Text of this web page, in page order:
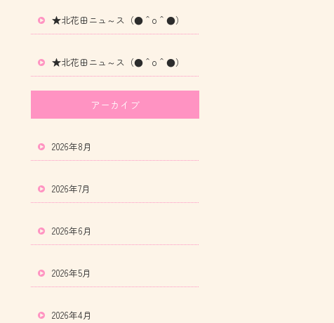
★北花田ニュ～ス（●＾o＾●）
★北花田ニュ～ス（●＾o＾●）
アーカイブ
2026年8月
2026年7月
2026年6月
2026年5月
2026年4月